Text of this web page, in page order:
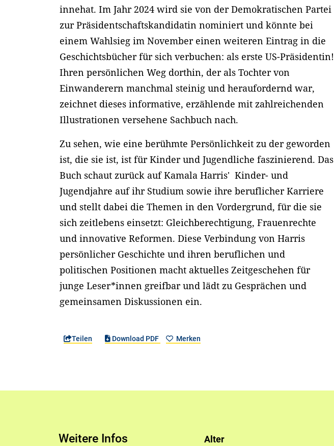
innehat. Im Jahr 2024 wird sie von der Demokratischen Partei
zur Präsidentschaftskandidatin nominiert und könnte bei
einem Wahlsieg im November einen weiteren Eintrag in die
Geschichtsbücher für sich verbuchen: als erste US-Präsidentin!
Ihren persönlichen Weg dorthin, der als Tochter von
Einwanderern manchmal steinig und heraufordernd war,
zeichnet dieses informative, erzählende mit zahlreichenden
Illustrationen versehene Sachbuch nach.
Zu sehen, wie eine berühmte Persönlichkeit zu der geworden
ist, die sie ist, ist für Kinder und Jugendliche faszinierend. Das
Buch schaut zurück auf Kamala Harris' Kinder- und
Jugendjahre auf ihr Studium sowie ihre beruflicher Karriere
und stellt dabei die Themen in den Vordergrund, für die sie
sich zeitlebens einsetzt: Gleichberechtigung, Frauenrechte
und innovative Reformen. Diese Verbindung von Harris
persönlicher Geschichte und ihren beruflichen und
politischen Positionen macht aktuelles Zeitgeschehen für
junge Leser*innen greifbar und lädt zu Gesprächen und
gemeinsamen Diskussionen ein.
Teilen Download PDF Merken
Weitere Infos Alter